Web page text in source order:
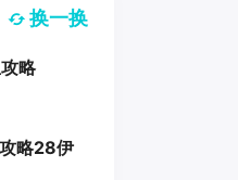
换一换
略
略28伊